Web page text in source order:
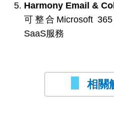
Harmony Email &
可整合Microsoft
SaaS服務
相關